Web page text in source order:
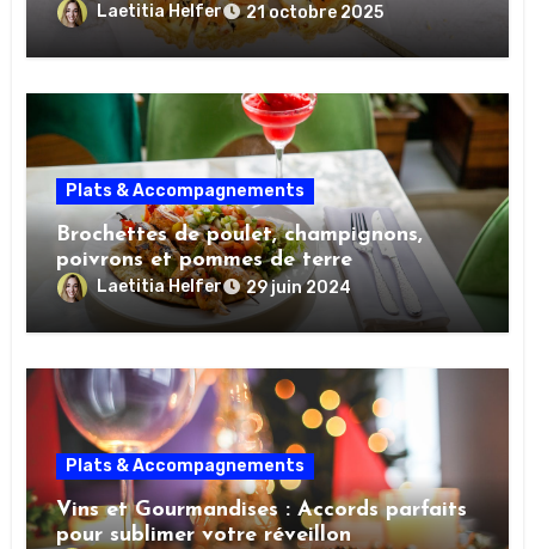
Laetitia Helfer 21 octobre 2025
Plats & Accompagnements
Brochettes de poulet, champignons,
poivrons et pommes de terre
Laetitia Helfer 29 juin 2024
Plats & Accompagnements
Vins et Gourmandises : Accords parfaits
pour sublimer votre réveillon